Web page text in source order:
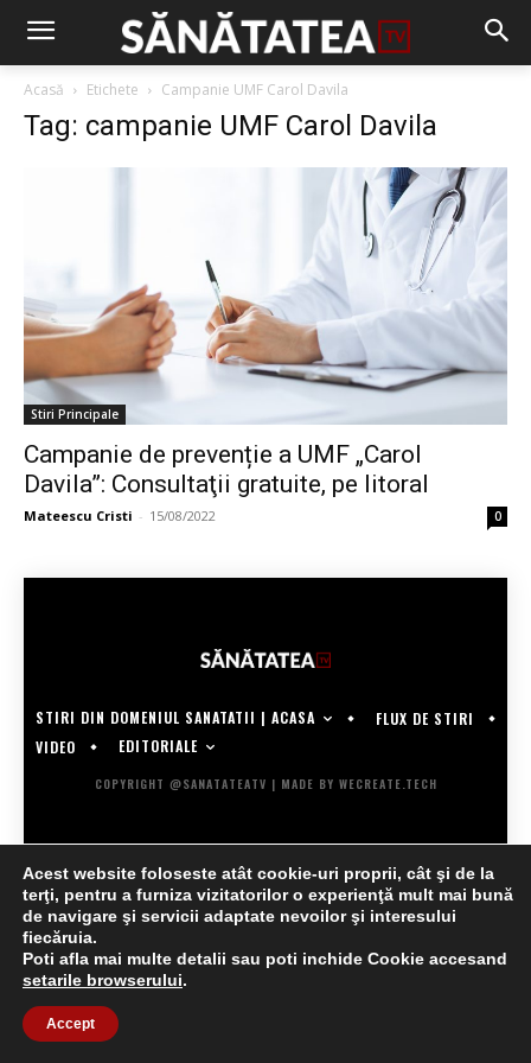
Acasă Etichete Campanie UMF Carol Davila
Tag: campanie UMF Carol Davila
Stiri Principale
Campanie de prevenție a UMF „Carol
Davila”: Consultaţii gratuite, pe litoral
Mateescu Cristi - 15/08/2022 0
STIRI DIN DOMENIUL SANATATII | ACASA
FLUX DE STIRI
VIDEO
EDITORIALE
COPYRIGHT @SANATATEATV | MADE BY WECREATE.TECH
Acest website foloseste atât cookie-uri proprii, cât şi de la
terţi, pentru a furniza vizitatorilor o experienţă mult mai bună
de navigare şi servicii adaptate nevoilor şi interesului
fiecăruia.
Poti afla mai multe detalii sau poti inchide Cookie accesand
setarile browserului.
Accept